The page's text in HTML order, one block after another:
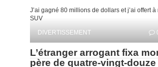
J’ai gagné 80 millions de dollars et j’ai offert à
SUV
DIVERTISSEMENT
L’étranger arrogant fixa
père de quatre-vingt-douze